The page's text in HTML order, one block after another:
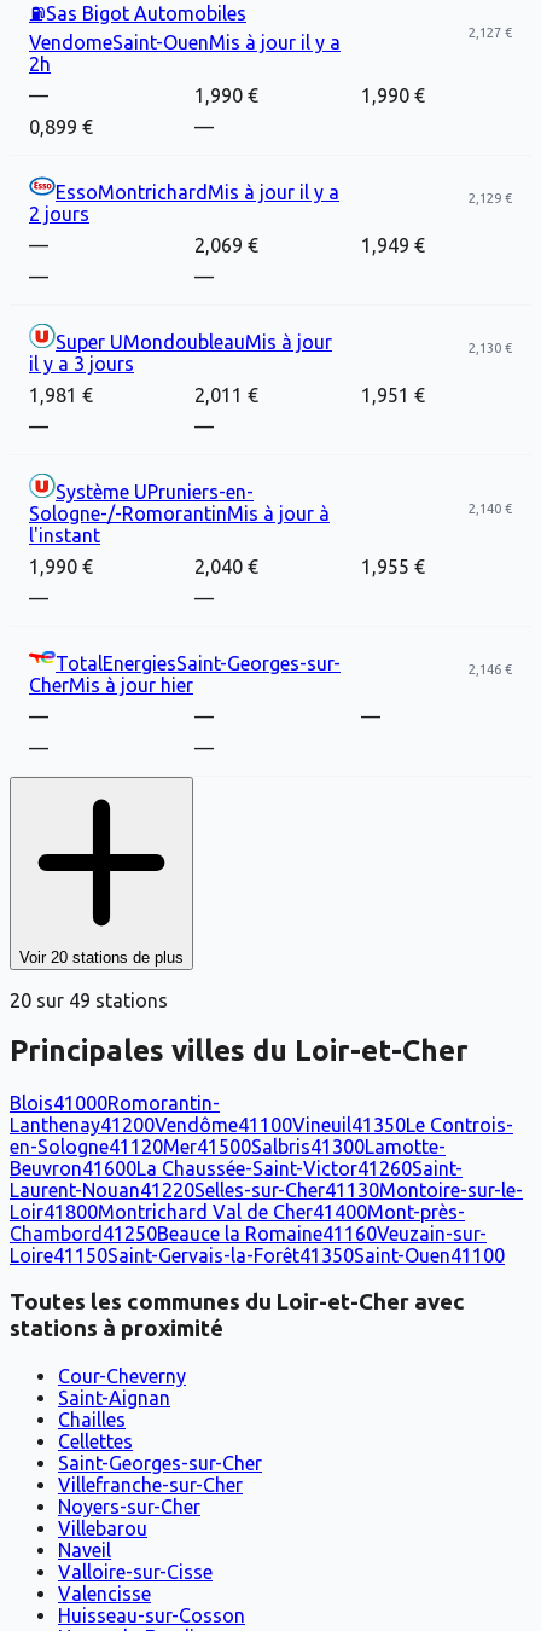
⛽Sas Bigot Automobiles
VendomeSaint-OuenMis à jour il y a
2h
2,127 €
— 1,990 €
1,990 €
0,899 €
—
EssoMontrichard Mis à jour il y a
2 jours
2,129 €
— 2,069 €
1,949 €
—
—
Super UMondoubleauMis à jour
il y a 3 jours
2,130 €
1,981 € 2,011 €
1,951 €
—
—
Système UPruniers-en-
Sologne-/-RomorantinMis à jour à
l'instant
2,140 €
1,990 € 2,040 €
1,955 €
—
—
TotalEnergiesSaint-Georges-sur-
CherMis à jour hier
2,146 €
— —
—
—
—
Voir 20 stations de plus
20 sur 49 stations
Principales villes du Loir-et-Cher
Blois41000Romorantin-
Lanthenay41200Vendôme41100Vineuil41350Le Controis-
en-Sologne41120Mer41500Salbris41300Lamotte-
Beuvron41600La Chaussée-Saint-Victor41260Saint-
Laurent-Nouan41220Selles-sur-Cher41130Montoire-sur-le-
Loir41800Montrichard Val de Cher41400Mont-près-
Chambord 41250Beauce la Romaine41160Veuzain-sur-
Loire41150Saint-Gervais-la-Forêt41350Saint-Ouen41100
Toutes les communes du Loir-et-Cher avec
stations à proximité
Cour-Cheverny
Saint-Aignan
Chailles
Cellettes
Saint-Georges-sur-Cher
Villefranche-sur-Cher
Noyers-sur-Cher
Villebarou
Naveil
Valloire-sur-Cisse
Valencisse
Huisseau-sur-Cosson